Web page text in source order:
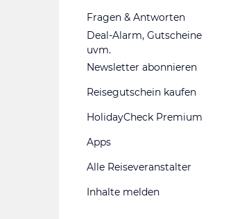
Fragen & Antworten
Deal-Alarm, Gutscheine
uvm.
Newsletter abonnieren
Reisegutschein kaufen
HolidayCheck Premium
Apps
Alle Reiseveranstalter
Inhalte melden